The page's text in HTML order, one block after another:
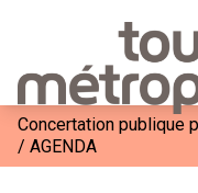
/ AGENDA